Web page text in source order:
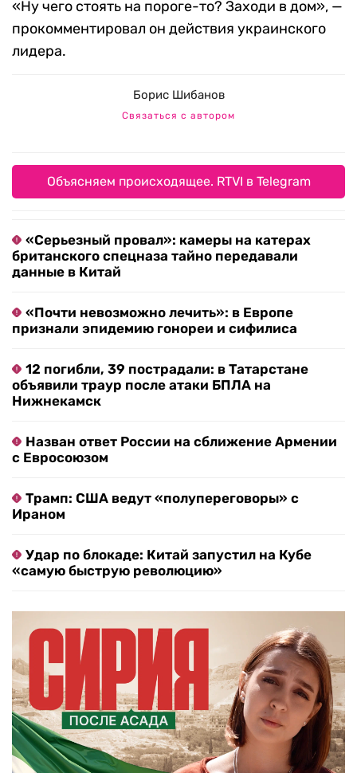
«Ну чего стоять на пороге-то? Заходи в дом», —
прокомментировал он действия украинского
лидера.
Борис Шибанов
Связаться с автором
Объясняем происходящее. RTVI в Telegram
«Серьезный провал»: камеры на катерах
британского спецназа тайно передавали
данные в Китай
«Почти невозможно лечить»: в Европе
признали эпидемию гонореи и сифилиса
12 погибли, 39 пострадали: в Татарстане
объявили траур после атаки БПЛА на
Нижнекамск
Назван ответ России на сближение Армении
с Евросоюзом
Трамп: США ведут «полупереговоры» с
Ираном
Удар по блокаде: Китай запустил на Кубе
«самую быструю революцию»